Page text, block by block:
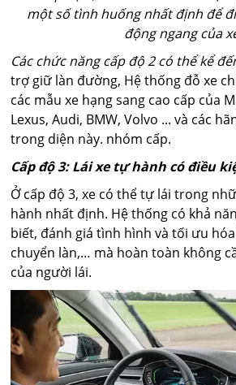
một số tình huống nhất định để
động ngang của
Các chức năng cấp độ 2 có thể kể
trợ giữ làn đường, Hệ thống đỗ xe
các mẫu xe hạng sang cao cấp của
Lexus, Audi, BMW, Volvo ... và các
trong diện này. nhóm cấp.
Cấp độ 3: Lái xe tự hành có điều
Ở cấp độ 3, xe có thể tự lái trong
hành nhất định. Hệ thống có khả
biết, đánh giá tình hình và tối ưu
chuyển làn,… mà hoàn toàn không
của người lái.